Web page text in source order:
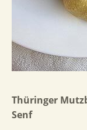
Thüringer
Senf